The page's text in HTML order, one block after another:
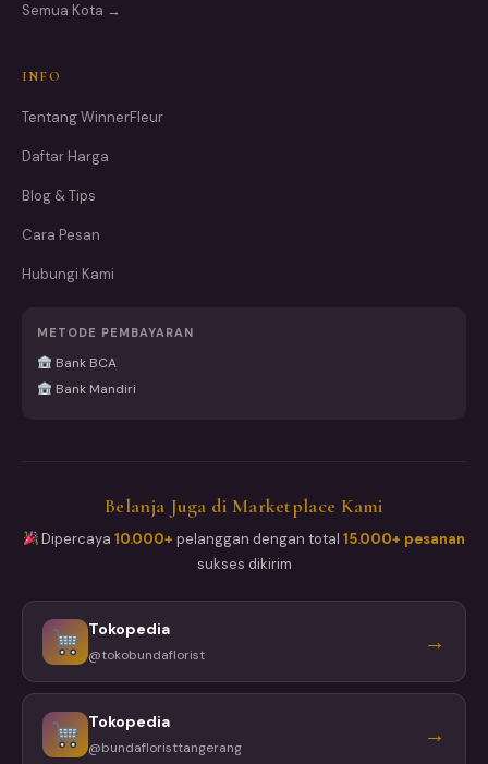
Semua Kota →
INFO
Tentang WinnerFleur
Daftar Harga
Blog & Tips
Cara Pesan
Hubungi Kami
METODE PEMBAYARAN
Bank BCA
Bank Mandiri
Belanja Juga di Marketplace Kami
Dipercaya10.000+ pelanggan dengan total15.000+ pesanan
sukses dikirim
Tokopedia
@tokobundaflorist →
Tokopedia
@bundafloristtangerang →